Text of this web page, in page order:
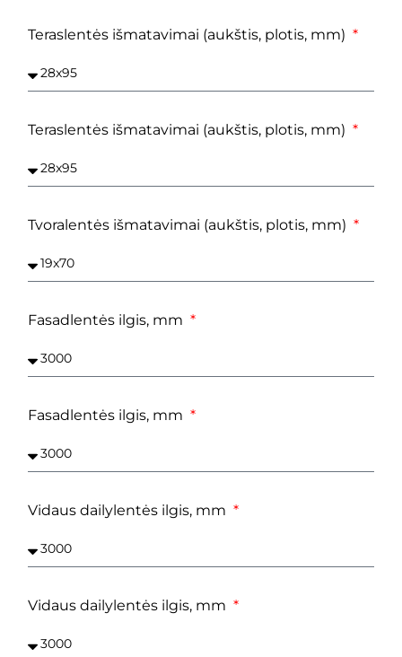
Teraslentės išmatavimai (aukštis, plotis, mm)
Teraslentės išmatavimai (aukštis, plotis, mm)
Tvoralentės išmatavimai (aukštis, plotis, mm)
Fasadlentės ilgis, mm
Fasadlentės ilgis, mm
Vidaus dailylentės ilgis, mm
Vidaus dailylentės ilgis, mm